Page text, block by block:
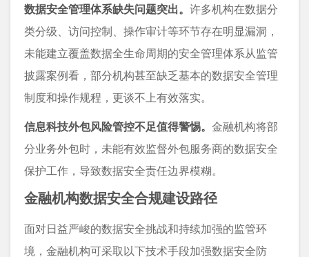
数据安全管理体系缺失问题突出。 许多机构在数据分
类分级、访问控制、操作审计等环节存在明显漏洞，
未能建立覆盖数据全生命周期的安全管理体系从监管
披露案例看，部分机构甚至缺乏基本的数据安全管理
制度和操作规程，更谈不上有效落实。
信息科技外包风险管控不足值得警惕。 金融机构将部
分业务外包时，未能有效监督外包服务商的数据安全
保护工作，导致数据安全责任边界模糊。
金融机构数据安全合规建设路径
面对日益严峻的数据安全挑战和持续加强的监管环
境，金融机构可采取以下技术手段加强数据安全防